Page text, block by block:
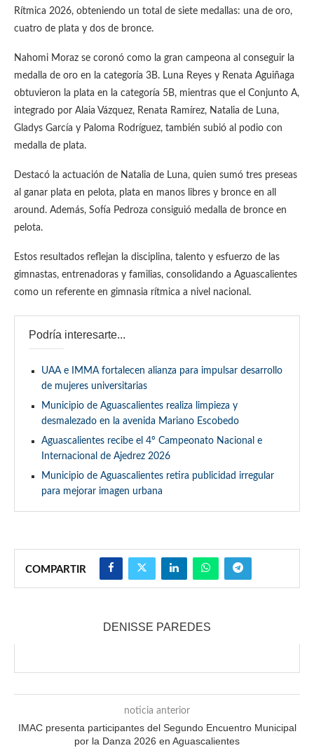
Rítmica 2026, obteniendo un total de siete medallas: una de oro,
cuatro de plata y dos de bronce.
Nahomi Moraz se coronó como la gran campeona al conseguir la
medalla de oro en la categoría 3B. Luna Reyes y Renata Aguiñaga
obtuvieron la plata en la categoría 5B, mientras que el Conjunto A,
integrado por Alaia Vázquez, Renata Ramírez, Natalia de Luna,
Gladys García y Paloma Rodríguez, también subió al podio con
medalla de plata.
Destacó la actuación de Natalia de Luna, quien sumó tres preseas
al ganar plata en pelota, plata en manos libres y bronce en all
around. Además, Sofía Pedroza consiguió medalla de bronce en
pelota.
Estos resultados reflejan la disciplina, talento y esfuerzo de las
gimnastas, entrenadoras y familias, consolidando a Aguascalientes
como un referente en gimnasia rítmica a nivel nacional.
Podría interesarte...
UAA e IMMA fortalecen alianza para impulsar desarrollo
de mujeres universitarias
Municipio de Aguascalientes realiza limpieza y
desmalezado en la avenida Mariano Escobedo
Aguascalientes recibe el 4º Campeonato Nacional e
Internacional de Ajedrez 2026
Municipio de Aguascalientes retira publicidad irregular
para mejorar imagen urbana
COMPARTIR
DENISSE PAREDES
noticia anterior
IMAC presenta participantes del Segundo Encuentro Municipal
por la Danza 2026 en Aguascalientes